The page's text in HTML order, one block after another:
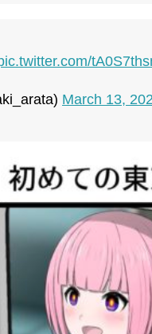
March 13,